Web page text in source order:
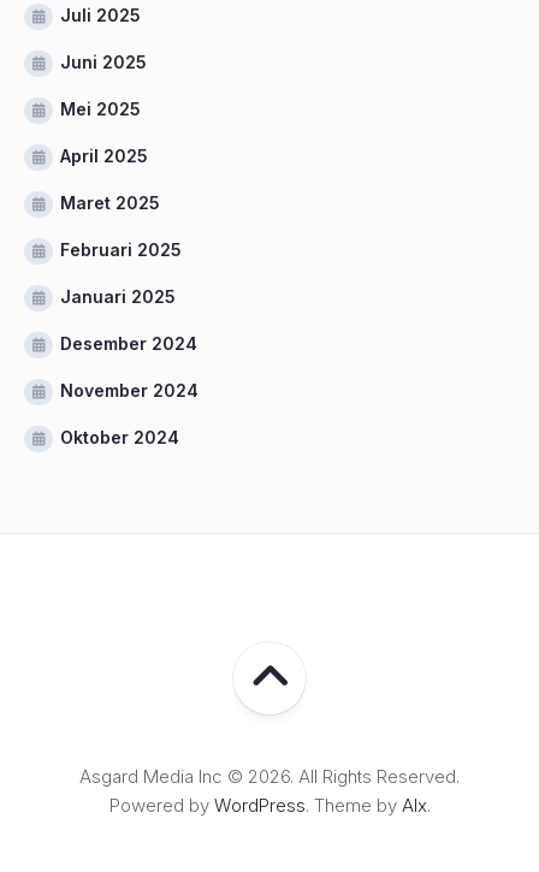
Juli 2025
Juni 2025
Mei 2025
April 2025
Maret 2025
Februari 2025
Januari 2025
Desember 2024
November 2024
Oktober 2024
Asgard Media Inc © 2026. All Rights Reserved.
Powered by WordPress. Theme by Alx.